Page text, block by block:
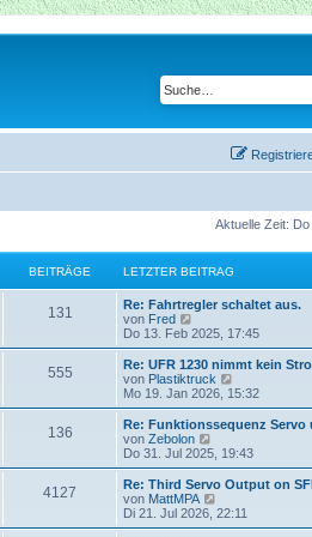
Aktuelle Zeit:
BEITRÄGE LETZTER BEITRAG
131
Re: Fahrtregler schaltet aus.
von Fred
e
u
e
s
t
B
e
i
r
a
g
Do 13. Feb 2025, 17:45
555
Re: UFR 1230 nimmt kein
von Plastiktruck
e
u
e
s
t
r
B
e
i
Mo 19. Jan 2026, 15:32
136
Re: Funktionssequenz
von Zebolon
e
u
e
s
t
Do 31. Jul 2025, 19:43
4127
Re: Third Servo Output on
von MattMPA
e
u
Di 21. Jul 2026, 22:11